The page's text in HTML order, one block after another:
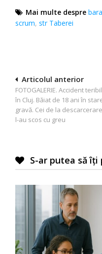
Mai multe despre
scrum,str Taberei
Navigare
în
articole
Articolul anterior
FOTOGALERIE. Accident teribil
în Cluj. Băiat de 18 ani în
gravă. Cei de la descarcerare
l-au scos cu greu
S-ar putea să îți